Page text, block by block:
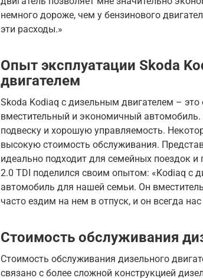
немного дороже, чем у бензинового
эти расходы.»
Опыт эксплуатации Skoda
двигателем
Skoda Kodiaq с дизельным двигателем –
вместительный и экономичный
подвеску и хорошую управляемость.
высокую стоимость обслуживания.
идеально подходит для семейных поездок
2.0 TDI поделился своим опытом: «Kodiaq с
автомобиль для нашей семьи. Он
часто ездим на нем в отпуск, и он всегда
Стоимость обслуживания
Стоимость обслуживания дизельного
связано с более сложной конструкцией